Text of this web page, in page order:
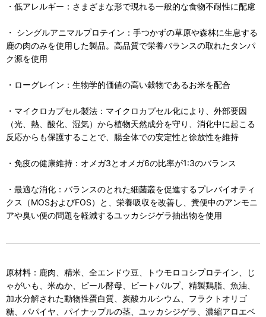
・低アレルギー：さまざまな形で現れる一般的な食物不耐性に配慮
・ シングルアニマルプロテイン：手つかずの草原や森林に生息する
鹿の肉のみを使用した製品。高品質で栄養バランスの取れたタンパ
ク源を使用
・ローグレイン：生物学的価値の高い穀物であるお米を配合
・マイクロカプセル製法：マイクロカプセル化により、外部要因
（光、熱、酸化、湿気）から植物天然成分を守り、消化中に起こる
反応からも保護することで、腸全体での安定性と徐放性を維持
・免疫の健康維持：オメガ3とオメガ6の比率が1:3のバランス
・最適な消化：バランスのとれた細菌叢を促進するプレバイオティ
クス（MOSおよびFOS）と、栄養吸収を改善し、糞便中のアンモニ
アや臭い便の問題を軽減するユッカシジゲラ抽出物を使用
原材料：鹿肉、精米、全エンドウ豆、トウモロコシプロテイン、じ
ゃがいも、米ぬか、ビール酵母、ビートパルプ、精製鶏脂、魚油、
加水分解された動物性蛋白質、炭酸カルシウム、フラクトオリゴ
糖、パパイヤ、パイナップルの茎、ユッカシジゲラ、濃縮アロエベ